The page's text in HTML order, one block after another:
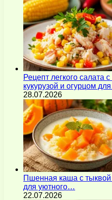
Рецепт легкого салата
кукурузой и огурцом
28.07.2026
Пшенная каша с тыквой
для уютного…
22.07.2026